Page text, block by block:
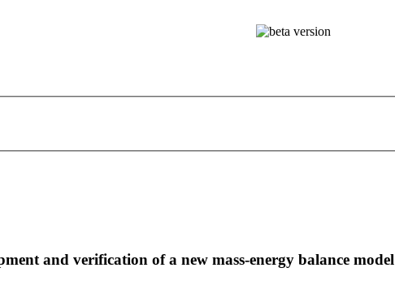
and verification of a new mass-energy balance model